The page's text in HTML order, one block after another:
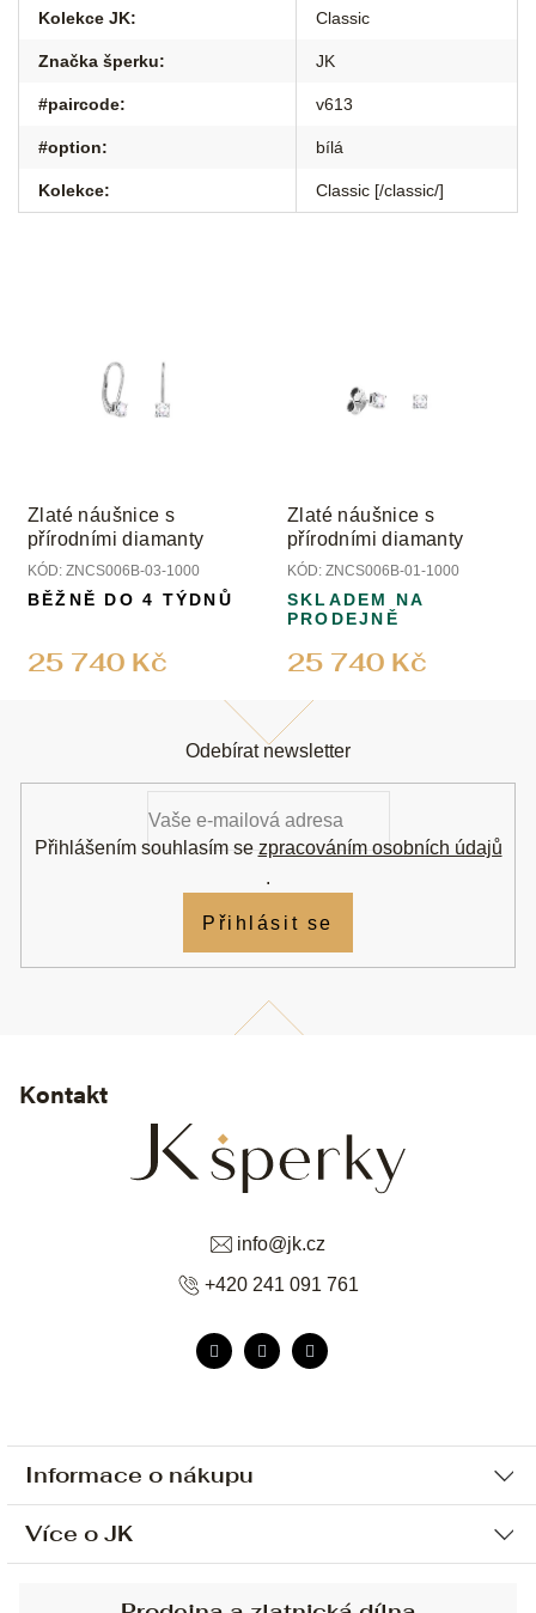
Kolekce JK: Classic
Značka šperku: JK
#paircode: v613
#option: bílá
Kolekce: Classic [/classic/]
Zlaté náušnice s
přírodními diamanty
KÓD: ZNCS006B-03-1000
25 740 Kč
BĚŽNĚ DO 4 TÝDNŮ
Zlaté náušnice s
přírodními diamanty
KÓD: ZNCS006B-01-1000
25 740 Kč
SKLADEM NA
PRODEJNĚ
Informace o nákupu
Ochrana osobních údajů
Více o JK
Kontakt
info@jk.cz
+420 241 091 761
Odebírat newsletter
Přihlášením souhlasím se zpracováním osobních údajů
.
Přihlásit se